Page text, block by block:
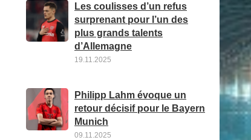
Les coulisses d’un refus
surprenant pour l’un des
plus grands talents
d’Allemagne
19.11.2025
Philipp Lahm évoque un
retour décisif pour le Bayern
Munich
09.11.2025